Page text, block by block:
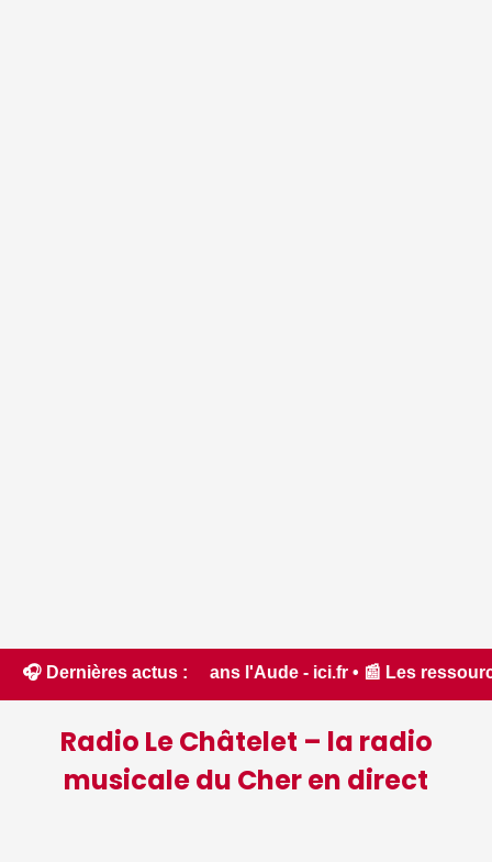
🎧 Dernières actus :
dans l'Aude - ici.fr • 📰 Les ressources en eau
Radio Le Châtelet – la radio
musicale du Cher en direct